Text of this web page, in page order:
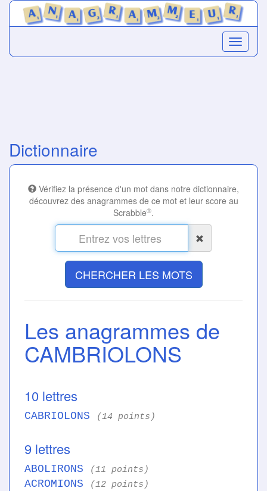
Dictionnaire
Vérifiez la présence d'un mot dans notre dictionnaire,
découvrez des anagrammes de ce mot et leur score au
Scrabble®.
CHERCHER LES MOTS
Les anagrammes de
CAMBRIOLONS
10 lettres
CABRIOLONS (14 points)
9 lettres
ABOLIRONS (11 points)
ACROMIONS (12 points)